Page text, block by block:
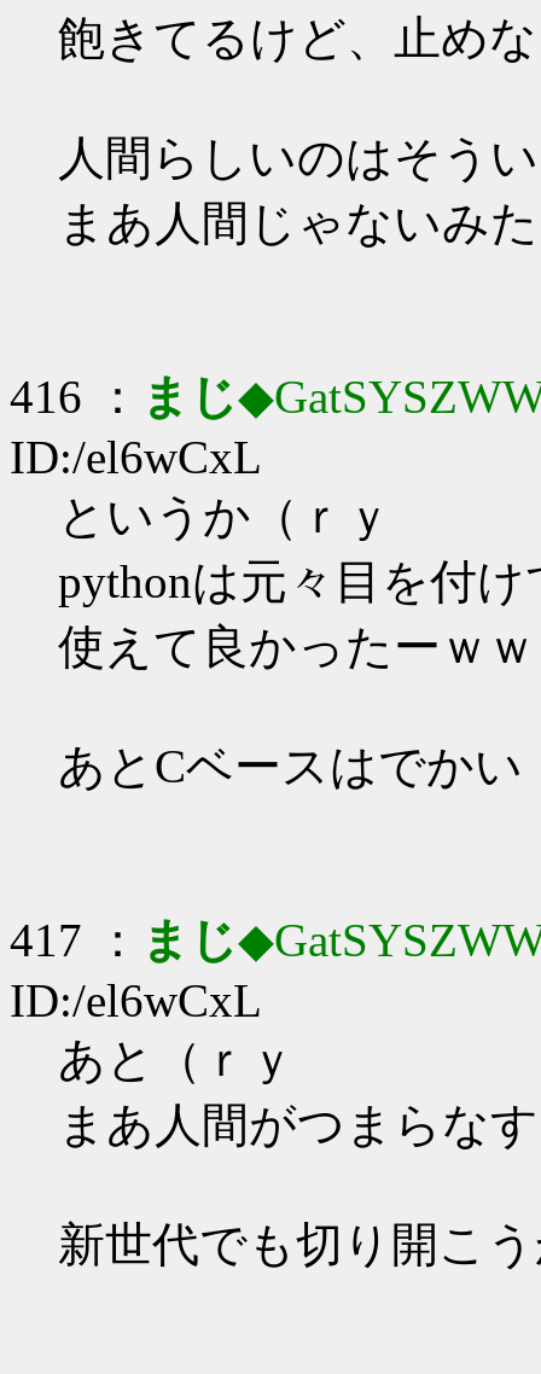
飽きてるけど、止め
人間らしいのはそう
まあ人間じゃないみ
416 ： まじ
ID:/el6wCxL
というか（ｒｙ
pythonは元々目を付
使えて良かったーｗ
あとCベースはでかい
417 ： まじ
ID:/el6wCxL
あと（ｒｙ
まあ人間がつまらな
新世代でも切り開こ